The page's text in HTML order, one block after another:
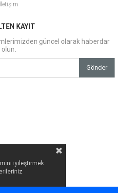
İletişim
KAYIT
güncel olarak haberdar
olun.
Gönder
iyileştirmek